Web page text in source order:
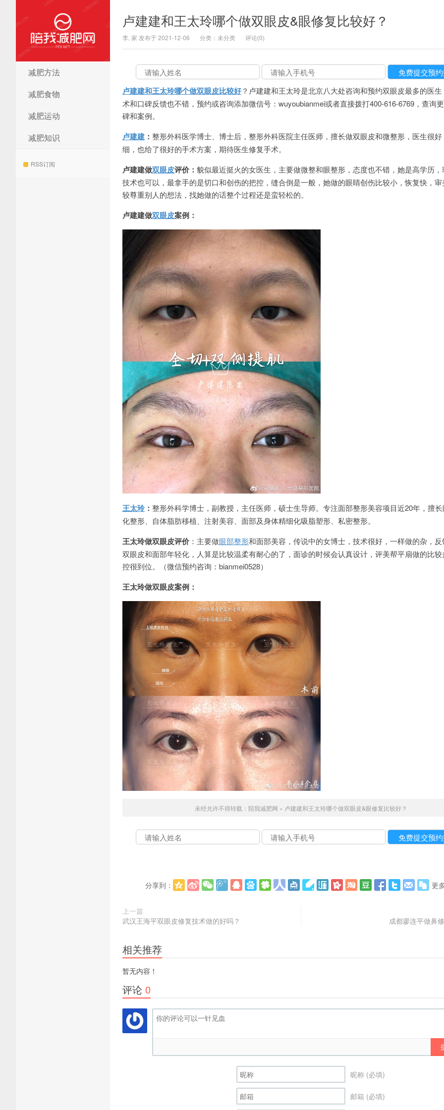
陪我减肥网
减肥方法
减肥食物
减肥运动
减肥知识
RSS订阅
卢建建和王太玲哪个做双眼皮&眼修复比较好？
李, 家 发布于 2021-12-06 分类：未分类 评论(0)
卢建建和王太玲哪个做双眼皮比较好？卢建建和王太玲是北京八大处咨询和预约双眼皮最多的医
术和口碑反馈也不错，预约或咨询添加微信号：wuyoubianmei或者直接拨打400-616-6769，查询
碑和案例。
卢建建 ： 整形外科医学博士、博士后，整形外科医院主任医师，擅长做双眼皮和微整形，医生很
细，也给了很好的手术方案，期待医生修复手术。
卢建建做双眼皮评价： 貌似最近挺火的女医生，主要做微整和眼整形，态度也不错，她是高学历，
技术也可以，最拿手的是切口和创伤的把控，缝合倒是一般，她做的眼睛创伤比较小，恢复快，
较尊重别人的想法，找她做的话整个过程还是蛮轻松的。
卢建建做双眼皮案例：
王太玲 ： 整形外科学博士，副教授，主任医师，硕士生导师。专注面部整形美容项目近20年，擅
化整形、自体脂肪移植、注射美容、面部及身体精细化吸脂塑形、私密整形。
王太玲做双眼皮评价 ：主要做眼部整形和面部美容，传说中的女博士，技术很好，一样做的杂，
双眼皮和面部年轻化，人算是比较温柔有耐心的了，面诊的时候会认真设计，评美帮平扇做的比
控很到位。（微信预约咨询：bianmei0528）
王太玲做双眼皮案例：
未经允许不得转载： 陪我减肥网 » 卢建建和王太玲哪个做双眼皮&眼修复比较好？
分享到： 更
上一篇
武汉王海平双眼皮修复技术做的好吗？
成都廖连平做鼻
相关推荐
暂无内容！
评论 0
昵称 (必填)
邮箱 (必填)